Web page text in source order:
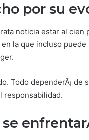
por su
noticia estar al
la que incluso
Todo dependerÃ¡
responsabilidad.